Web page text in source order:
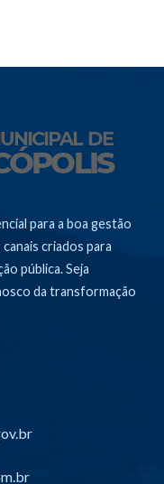
para a boa gestão
criados para
pública. Seja
da transformação